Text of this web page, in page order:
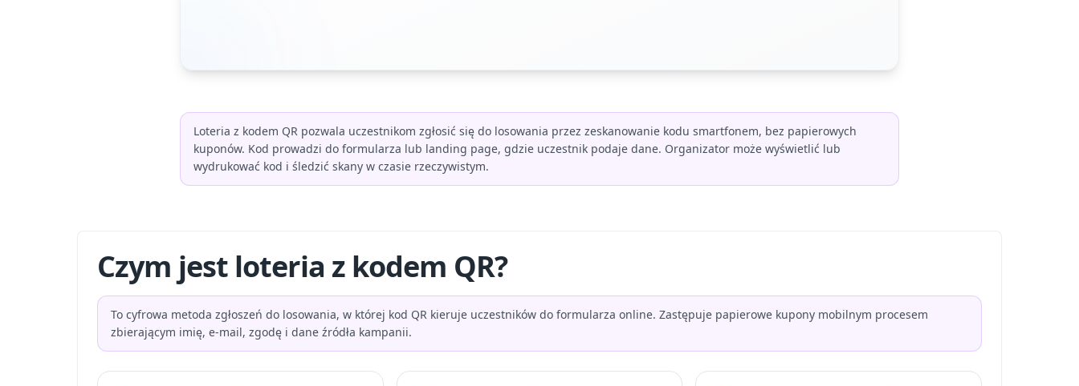
Loteria z kodem QR pozwala uczestnikom zgłosić się do losowania przez zeskanowanie kodu smartfonem, bez papierowych
kuponów. Kod prowadzi do formularza lub landing page, gdzie uczestnik podaje dane. Organizator może wyświetlić lub
wydrukować kod i śledzić skany w czasie rzeczywistym.
Czym jest loteria z kodem QR?
To cyfrowa metoda zgłoszeń do losowania, w której kod QR kieruje uczestników do formularza online. Zastępuje papierowe kupony mobilnym procesem
zbierającym imię, e-mail, zgodę i dane źródła kampanii.